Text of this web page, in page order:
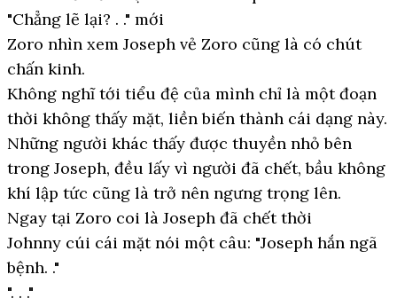
"Chẳng lẽ lại? . ." mới
Zoro nhìn xem Joseph vẻ Zoro cũng là có chút
chấn kinh.
Không nghĩ tới tiểu đệ của mình chỉ là một đoạn
thời không thấy mặt, liền biến thành cái dạng này.
Những người khác thấy được thuyền nhỏ bên
trong Joseph, đều lấy vì người đã chết, bầu không
khí lập tức cũng là trở nên ngưng trọng lên.
Ngay tại Zoro coi là Joseph đã chết thời
Johnny cúi cái mặt nói một câu: "Joseph hắn ngã
bệnh. ."
". . ."